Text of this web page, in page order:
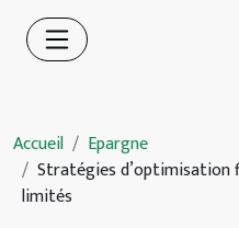
Accueil
Epargne
Stratégies d’optimisation
limités